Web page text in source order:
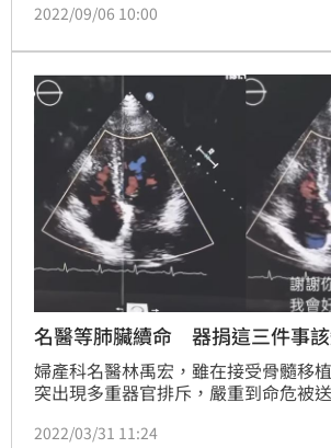
同得器官進行排毒，適時的做好排毒、
2022/09/06 10:00
名醫等肺臟續命 器捐這三件事
婦產科名醫林禹宏，雖在接受骨髓移
突出現多重器官排斥，嚴重到命危被
登錄中心統計，截至3月28日，全台共
2022/03/31 11:24